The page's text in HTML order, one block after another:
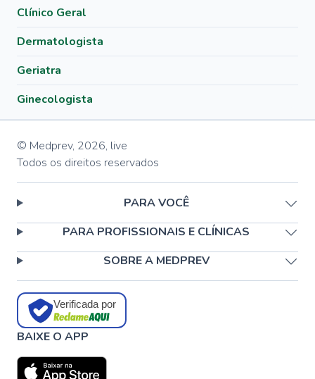
Clínico Geral
Dermatologista
Geriatra
Ginecologista
© Medprev, 2026, live
Todos os direitos reservados
PARA VOCÊ
PARA PROFISSIONAIS E CLÍNICAS
SOBRE A MEDPREV
Verificada por
BAIXE O APP